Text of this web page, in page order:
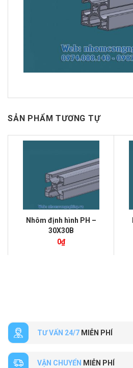
SẢN PHẨM TƯƠNG TỰ
Nhôm định hình PH –
30X30B
0₫
TƯ VẤN 24/7 MIỄN PHÍ
VẬN CHUYỂN MIỄN PHÍ